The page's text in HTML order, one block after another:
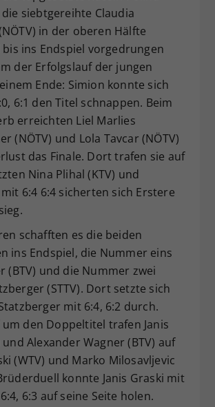
siebtgereihte Claudia
in der oberen Hälfte
ins Endspiel vorgedrungen
der Erfolgslauf der jungen
Ende: Simion konnte sich
6:1 den Titel schnappen. Beim
erreichten Liel Marlies
(NÖTV) und Lola Tavcar (NÖTV)
das Finale. Dort trafen sie auf
Nina Plihal (KTV) und
6:4 6:4 sicherten sich Erstere
schafften es die beiden
ins Endspiel, die Nummer eins
(BTV) und die Nummer zwei
(STTV). Dort setzte sich
mit 6:4, 6:2 durch.
um den Doppeltitel trafen Janis
und Alexander Wagner (BTV) auf
(WTV) und Marko Milosavljevic
konnte Janis Graski mit
6:3 auf seine Seite holen.